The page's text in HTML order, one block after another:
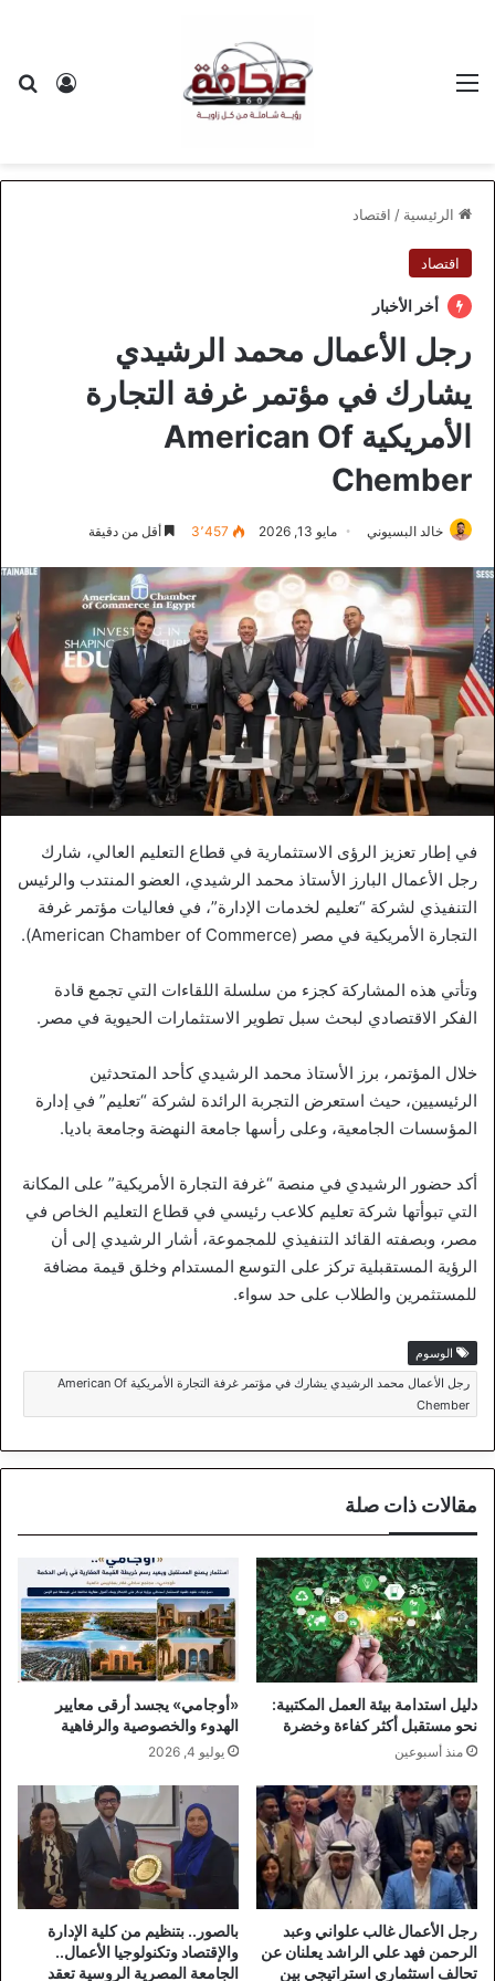
الرئيسية / اقتصاد
اقتصاد
أخر الأخبار
رجل الأعمال محمد الرشيدي
يشارك في مؤتمر غرفة التجارة
الأمريكية American Of
Chember
خالد البسيوني مايو 13, 2026 3٬457 أقل من دقيقة
في إطار تعزيز الرؤى الاستثمارية في قطاع التعليم العالي، شارك
رجل الأعمال البارز الأستاذ محمد الرشيدي، العضو المنتدب والرئيس
التنفيذي لشركة “تعليم لخدمات الإدارة”، في فعاليات مؤتمر غرفة
التجارة الأمريكية في مصر (American Chamber of Commerce).
وتأتي هذه المشاركة كجزء من سلسلة اللقاءات التي تجمع قادة
الفكر الاقتصادي لبحث سبل تطوير الاستثمارات الحيوية في مصر.
خلال المؤتمر، برز الأستاذ محمد الرشيدي كأحد المتحدثين
الرئيسيين، حيث استعرض التجربة الرائدة لشركة “تعليم” في إدارة
المؤسسات الجامعية، وعلى رأسها جامعة النهضة وجامعة باديا.
أكد حضور الرشيدي في منصة “غرفة التجارة الأمريكية” على المكانة
التي تبوأتها شركة تعليم كلاعب رئيسي في قطاع التعليم الخاص في
مصر، وبصفته القائد التنفيذي للمجموعة، أشار الرشيدي إلى أن
الرؤية المستقبلية تركز على التوسع المستدام وخلق قيمة مضافة
للمستثمرين والطلاب على حد سواء.
الوسوم
رجل الأعمال محمد الرشيدي يشارك في مؤتمر غرفة التجارة الأمريكية American Of
Chember
مقالات ذات صلة
دليل استدامة بيئة العمل المكتبية:
نحو مستقبل أكثر كفاءة وخضرة
منذ أسبوعين
«أوجامي» يجسد أرقى معايير
الهدوء والخصوصية والرفاهية
يوليو 4, 2026
رجل الأعمال غالب علواني وعبد
الرحمن فهد علي الراشد يعلنان عن
تحالف استثماري استراتيجي بين
بالصور.. بتنظيم من كلية الإدارة
والإقتصاد وتكنولوجيا الأعمال..
الجامعة المصرية الروسية تعقد